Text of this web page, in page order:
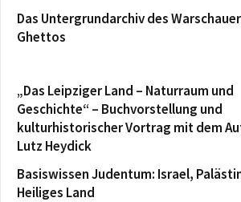
Das Untergrundarchiv des Warschauer
Ghettos
„Das Leipziger Land – Naturraum und
Geschichte“ – Buchvorstellung und
kulturhistorischer Vortrag mit dem
Lutz Heydick
Basiswissen Judentum: Israel,
Heiliges Land